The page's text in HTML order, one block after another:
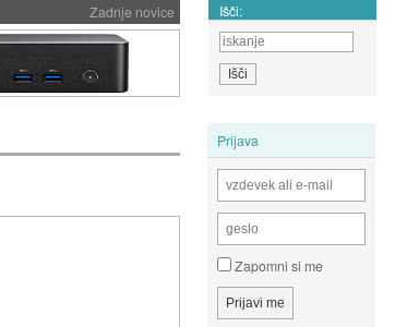
Zadnje novice Išči:
Prijava
Zapomni si me